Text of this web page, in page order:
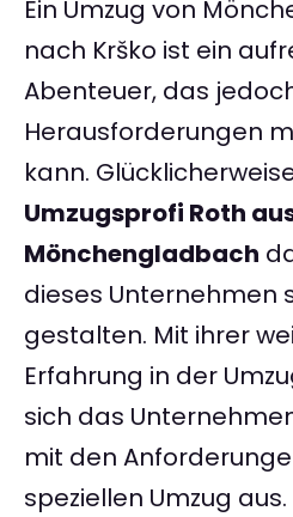
Ein Umzug von
nach Krško ist ein
Abenteuer, das
Herausforderungen
kann.
Umzugsprofi Roth
Mönchengladbach
dieses Unternehmen
gestalten. Mit ihrer
Erfahrung in der
sich das
mit den
speziellen Umzug